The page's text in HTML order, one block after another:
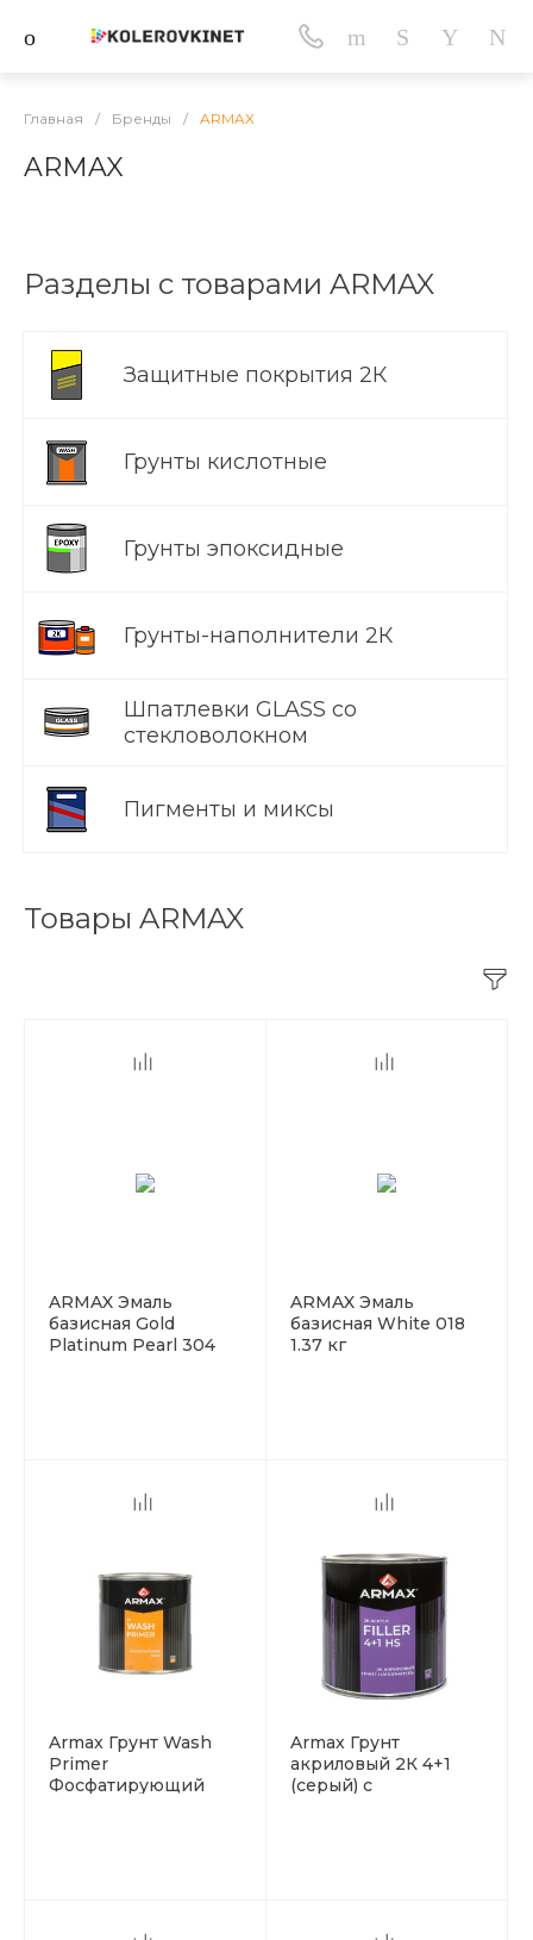
Главная / Бренды / ARMAX
ARMAX
Разделы с товарами ARMAX
Защитные покрытия 2К
Грунты кислотные
Грунты эпоксидные
Грунты-наполнители 2К
Шпатлевки GLASS со
стекловолокном
Пигменты и миксы
Товары ARMAX
ARMAX Эмаль
базисная Gold
Platinum Pearl 304
ARMAX Эмаль
базисная White 018
1.37 кг
Armax Грунт Wash
Primer
Фосфатирующий
Armax Грунт
акриловый 2К 4+1
(серый) с